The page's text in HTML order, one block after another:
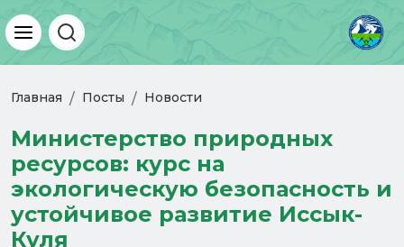
Главная Посты Новости
Министерство природных
ресурсов: курс на
экологическую безопасность и
устойчивое развитие Иссык-
Куля